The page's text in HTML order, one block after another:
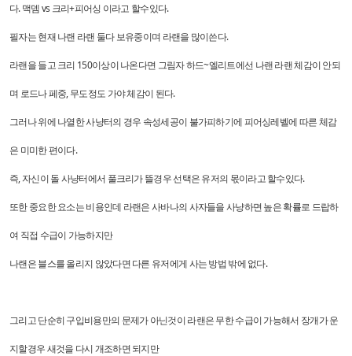
다. 맥뎀 vs 크리+피어싱 이라고 할수있다.
필자는 현재 나랜 라랜 둘다 보유중이며 라랜을 많이쓴다.
라랜을 들고 크리 150이상이 나온다면 그림자 하드~엘리트에선 나랜 라랜 체감이 안되
며 로드나 페중, 무도정도 가야 체감이 된다.
그러나 위에 나열한 사냥터의 경우 속성세공이 불가피하기에 피어싱레벨에 따른 체감
은 미미한 편이다.
즉, 자신이 돌 사냥터에서 풀크리가 뜰경우 선택은 유저의 몫이라고 할수있다.
또한 중요한 요소는 비용인데 라랜은 사바나의 사자들을 사냥하면 높은 확률로 드랍하
여 직접 수급이 가능하지만
나랜은 블스를 올리지 않았다면 다른 유저에게 사는 방법 밖에 없다.
그리고 단순히 구입비용만의 문제가 아닌것이 라랜은 무한 수급이 가능해서 장개가 운
지할경우 새것을 다시 개조하면 되지만